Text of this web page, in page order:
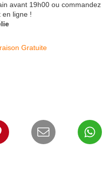
avant 19h00 ou commandez
en ligne !